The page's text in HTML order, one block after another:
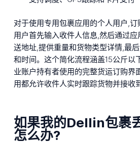
对于使用专用包裹应用的个人用户,订
用户首先输入收件人信息,然后通过
送地址,提供重量和货物类型详情,最
和时间。这个简化流程涵盖15公斤以
业账户持有者使用的完整货运订购界
用都允许收件人实时跟踪货物并接收
如果我的Dellin包裹
怎么办?